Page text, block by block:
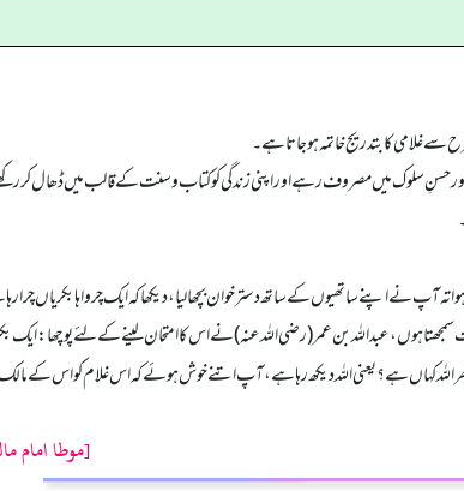
غلامی کا بتدریج خاتمہ ہو جاتا ہے۔
اور حسنِ سلوک میں مصروف رہے اور اپنی زندگی کو کتاب وسنت کے قالب میں ڈھال کر
نے اپنے ساتھیوں کے ساتھ دستر خوان بچھا لیا، دیکھا کہ ایک چرواہا بکریاں چرا
ہوں، عبداللہ بن عمر (رضی اللہ عنہ) نے اس کا امتحان لینے کے لئے پوچھا: ایک
اللہ کہاں ہے؟ یعنی اللہ دیکھ رہا ہے، آپ اتنے خوش ہوئے کہ اس غلام کو اس کے
[موطا امام